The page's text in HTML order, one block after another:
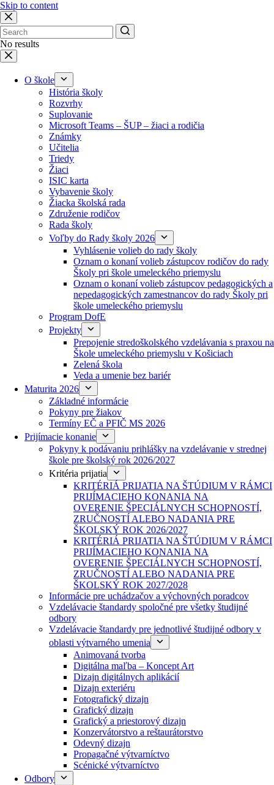
Skip to content
No results
O škole
História školy
Rozvrhy
Suplovanie
Microsoft Teams – ŠUP – žiaci a rodičia
Známky
Učitelia
Triedy
Žiaci
ISIC karta
Vybavenie školy
Žiacka školská rada
Združenie rodičov
Rada školy
Voľby do Rady školy 2026
Vyhlásenie volieb do rady školy
Oznam o konaní volieb zástupcov rodičov do rady
Školy pri škole umeleckého priemyslu
Oznam o konaní volieb zástupcov pedagogických a
nepedagogických zamestnancov do rady Školy pri
škole umeleckého priemyslu
Program DofE
Projekty
Prepojenie stredoškolského vzdelávania s praxou na
Škole umeleckého priemyslu v Košiciach
Zelená škola
Veda a umenie bez bariér
Maturita 2026
Základné informácie
Pokyny pre žiakov
Termíny EČ a PFIČ MS 2026
Prijímacie konanie
Pokyny k podávaniu prihlášky na vzdelávanie v strednej
škole pre školský rok 2026/2027
Kritéria prijatia
KRITÉRIÁ PRIJATIA NA ŠTÚDIUM V RÁMCI
PRIJÍMACIEHO KONANIA NA
OVERENIE ŠPECIÁLNYCH SCHOPNOSTÍ,
ZRUČNOSTÍ ALEBO NADANIA PRE
ŠKOLSKÝ ROK 2026/2027
KRITÉRIÁ PRIJATIA NA ŠTÚDIUM V RÁMCI
PRIJÍMACIEHO KONANIA NA
OVERENIE ŠPECIÁLNYCH SCHOPNOSTÍ,
ZRUČNOSTÍ ALEBO NADANIA PRE
ŠKOLSKÝ ROK 2027/2028
Informácie pre uchádzačov a výchovných poradcov
Vzdelávacie štandardy spoločné pre všetky študijné
odbory
Vzdelávacie štandardy pre jednotlivé študijné odbory v
oblasti výtvarného umenia
Animovaná tvorba
Digitálna maľba – Koncept Art
Dizajn digitálnych aplikácií
Dizajn exteriéru
Fotografický dizajn
Grafický dizajn
Grafický a priestorový dizajn
Konzervátorstvo a reštaurátorstvo
Odevný dizajn
Propagačné výtvarníctvo
Scénické výtvarníctvo
Odbory